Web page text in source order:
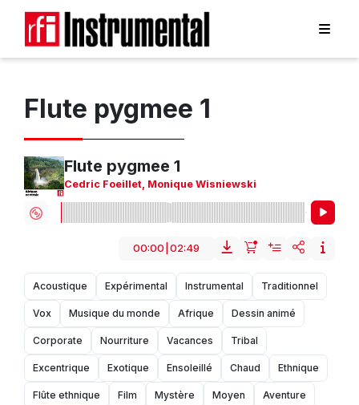
Flute pygmee 1
Flute pygmee 1
Cedric Foeillet, Monique Wisniewski
00:00 02:49
Acoustique Expérimental Instrumental Traditionnel
Vox Musique du monde Afrique Dessin animé
Corporate Nourriture Vacances Tribal
Excentrique Exotique Ensoleillé Chaud Ethnique
Flûte ethnique Film Mystère Moyen Aventure